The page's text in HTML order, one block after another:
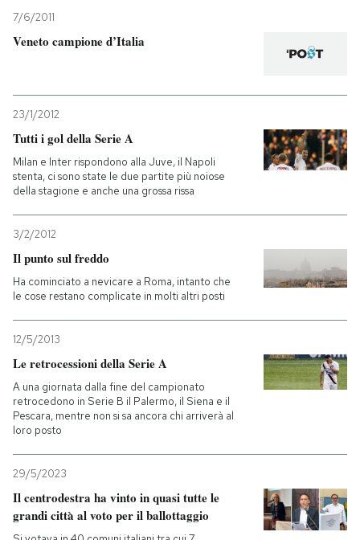
7/6/2011
Veneto campione d’Italia
23/1/2012
Tutti i gol della Serie A
Milan e Inter rispondono alla Juve, il Napoli
stenta, ci sono state le due partite più noiose
della stagione e anche una grossa rissa
3/2/2012
Il punto sul freddo
Ha cominciato a nevicare a Roma, intanto che
le cose restano complicate in molti altri posti
12/5/2013
Le retrocessioni della Serie A
A una giornata dalla fine del campionato
retrocedono in Serie B il Palermo, il Siena e il
Pescara, mentre non si sa ancora chi arriverà al
loro posto
29/5/2023
Il centrodestra ha vinto in quasi tutte le
grandi città al voto per il ballottaggio